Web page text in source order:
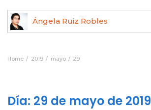
Ángela Ruiz Robles
Home 2019 mayo 29
Día: 29 de mayo de 2019